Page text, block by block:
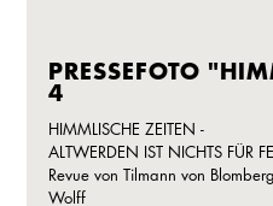
PRESSEFOTO
4
HIMMLISCHE ZEITEN -
ALTWERDEN IST NICHTS FÜR
Revue von Tilmann von
Wolff